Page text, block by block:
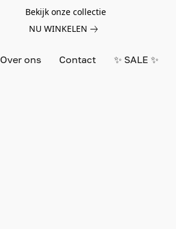
Bekijk onze collectie
NU WINKELEN
Over ons Contact ✨ SALE ✨